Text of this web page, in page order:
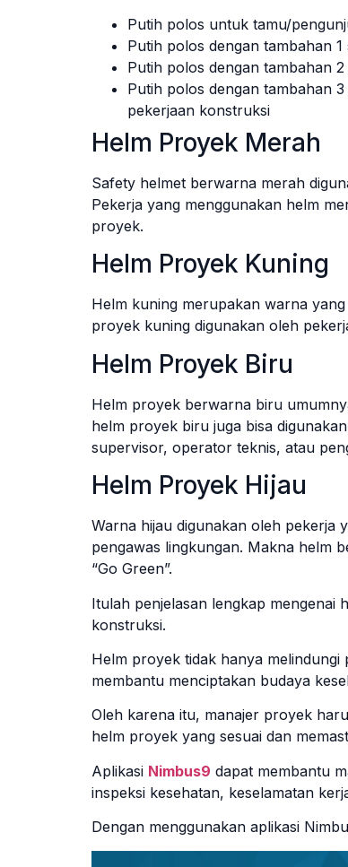
Putih polos untuk tamu/
Putih polos dengan tambahan
Putih polos dengan tambahan
Putih polos dengan tambahan
pekerjaan konstruksi
Helm Proyek Merah
Safety helmet berwarna merah
Pekerja yang menggunakan helm
proyek.
Helm Proyek Kuning
Helm kuning merupakan warna
proyek kuning digunakan oleh
Helm Proyek Biru
Helm proyek berwarna biru
helm proyek biru juga bisa
supervisor, operator teknis, atau
Helm Proyek Hijau
Warna hijau digunakan oleh pekerja
pengawas lingkungan. Makna helm
“Go Green”.
Itulah penjelasan lengkap mengenai
konstruksi.
Helm proyek tidak hanya melindungi
membantu menciptakan budaya
Oleh karena itu, manajer proyek
helm proyek yang sesuai dan
Aplikasi Nimbus9 dapat membantu
inspeksi kesehatan, keselamatan
Dengan menggunakan aplikasi